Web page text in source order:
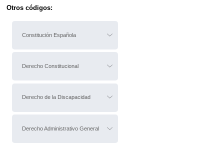
Otros códigos:
Constitución Española
Derecho Constitucional
Derecho de la Discapacidad
Derecho Administrativo General